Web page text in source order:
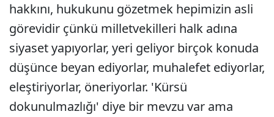
hakkını, hukukunu gözetmek hepimizin asli
görevidir çünkü milletvekilleri halk adına
siyaset yapıyorlar, yeri geliyor birçok konuda
düşünce beyan ediyorlar, muhalefet ediyorlar,
eleştiriyorlar, öneriyorlar. 'Kürsü
dokunulmazlığı' diye bir mevzu var ama